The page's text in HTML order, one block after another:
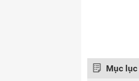
Mục lục